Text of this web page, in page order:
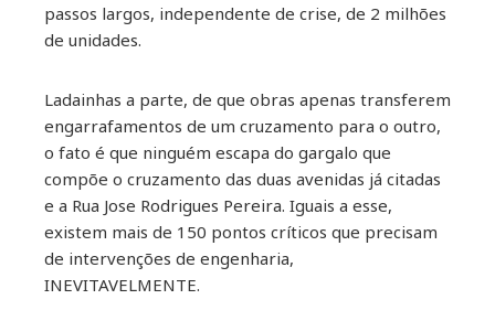
passos largos, independente de crise, de 2 milhões
de unidades.
Ladainhas a parte, de que obras apenas transferem
engarrafamentos de um cruzamento para o outro,
o fato é que ninguém escapa do gargalo que
compõe o cruzamento das duas avenidas já citadas
e a Rua Jose Rodrigues Pereira. Iguais a esse,
existem mais de 150 pontos críticos que precisam
de intervenções de engenharia,
INEVITAVELMENTE.